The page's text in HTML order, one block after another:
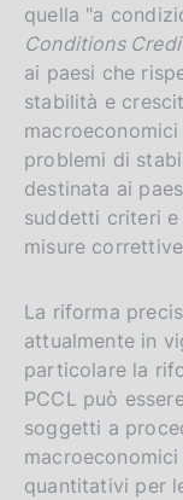
quella "a
Conditions
ai paesi che
stabilità e
problemi di
destinata ai
suddetti criteri
misure
La riforma
attualmente in
particolare la
PCCL può
soggetti a
quantitativi per